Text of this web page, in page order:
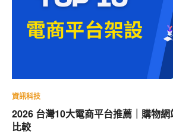
資訊科技
2026 台灣10大電商平台推薦｜購物
比較